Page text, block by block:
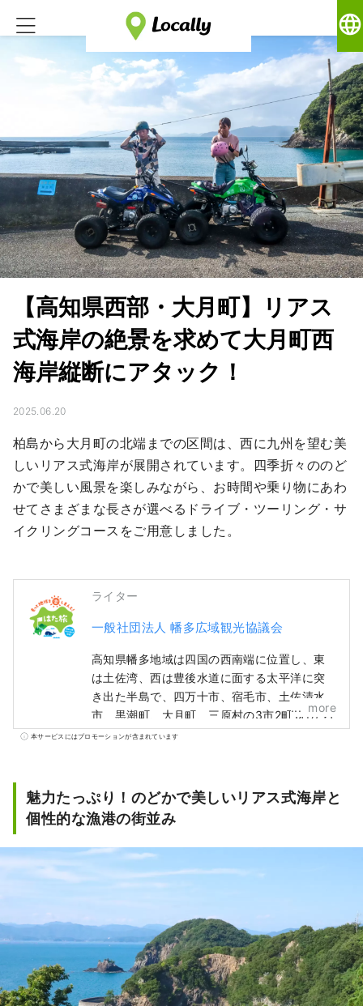
language
【高知県西部・大月町】リアス
式海岸の絶景を求めて大月町西
海岸縦断にアタック！
2025.06.20
柏島から大月町の北端までの区間は、西に九州を望む美
しいリアス式海岸が展開されています。四季折々ののど
かで美しい風景を楽しみながら、お時間や乗り物にあわ
せてさまざまな長さが選べるドライブ・ツーリング・サ
イクリングコースをご用意しました。
ライター
一般社団法人 幡多広域観光協議会
高知県幡多地域は四国の西南端に位置し、東
は土佐湾、西は豊後水道に面する太平洋に突
き出た半島で、四万十市、宿毛市、土佐清水
市、黒潮町、大月町、三原村の3市2町1村から
構成されています。 全国的に有名な四万十川
み豊かな自然大国です。
more
本サービスにはプロモーションが含まれています
魅力たっぷり！のどかで美しいリアス式海岸と
個性的な漁港の街並み